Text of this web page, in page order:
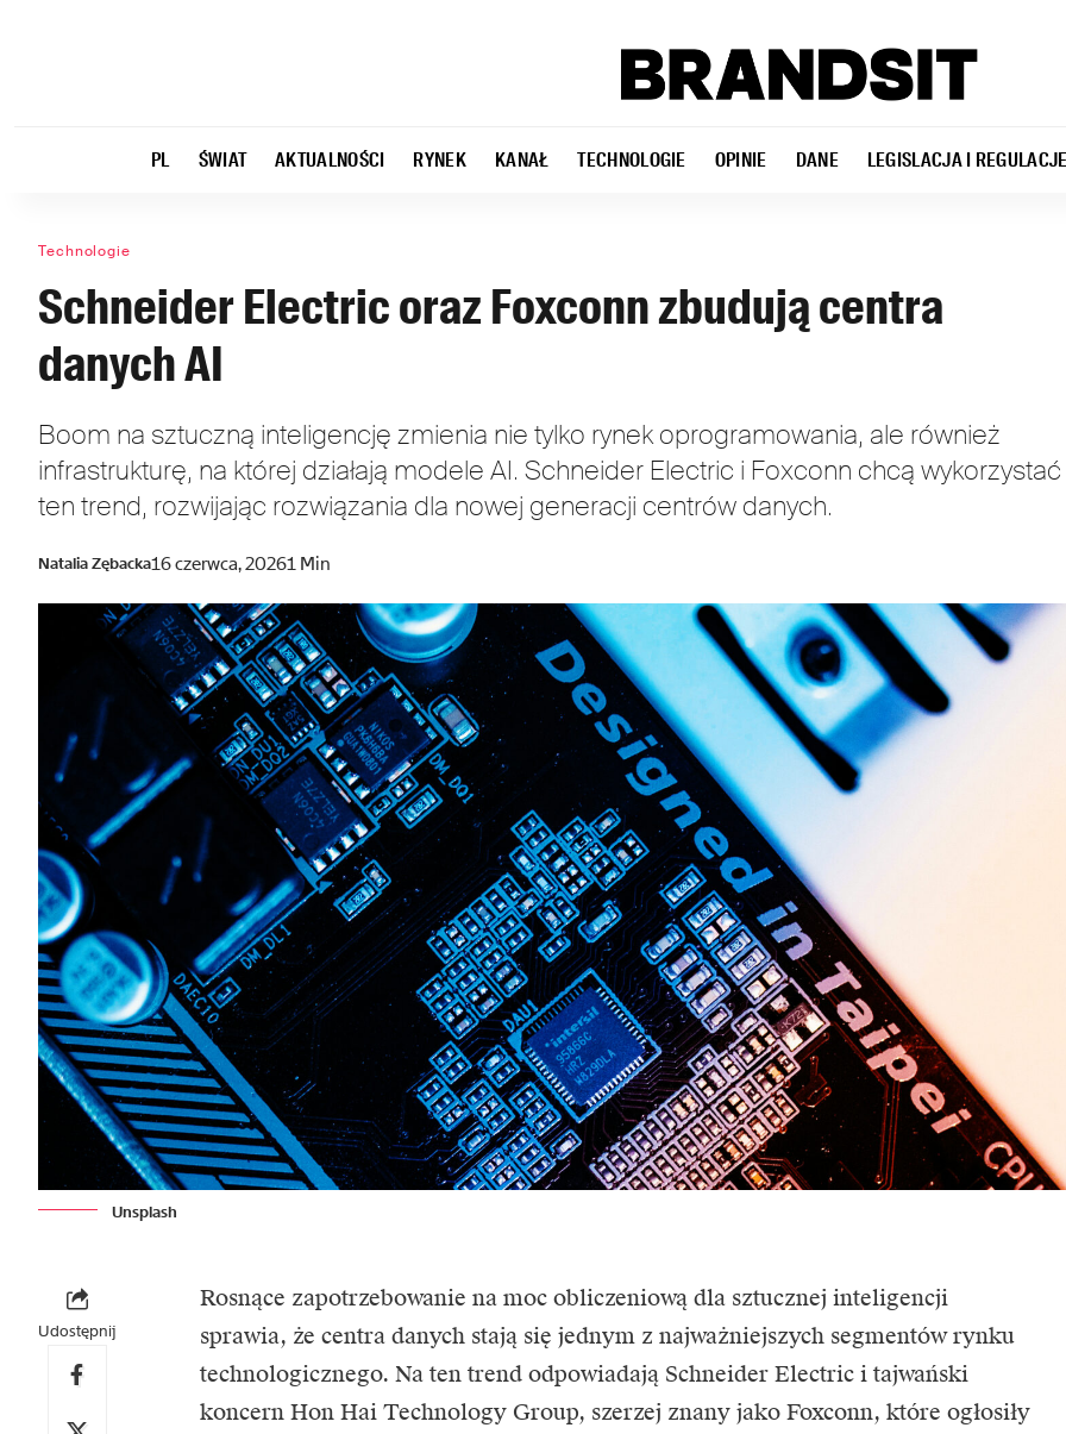
PL ŚWIAT AKTUALNOŚCI RYNEK KANAŁ TECHNOLOGIE OPINIE DANE LEGISLACJA I
Technologie
Schneider Electric oraz Foxconn zbudują centra
danych AI
Boom na sztuczną inteligencję zmienia nie tylko rynek oprogramowania, ale również
infrastrukturę, na której działają modele AI. Schneider Electric i Foxconn chcą wykorzystać
ten trend, rozwijając rozwiązania dla nowej generacji centrów danych.
Natalia Zębacka16 czerwca, 20261 Min
Unsplash
Udostępnij
Rosnące zapotrzebowanie na moc obliczeniową dla sztucznej inteligencji
sprawia, że centra danych stają się jednym z najważniejszych segmentów rynku
technologicznego. Na ten trend odpowiadają Schneider Electrici tajwański
koncern Hon Hai Technology Group, szerzej znany jako Foxconn, które ogłosiły